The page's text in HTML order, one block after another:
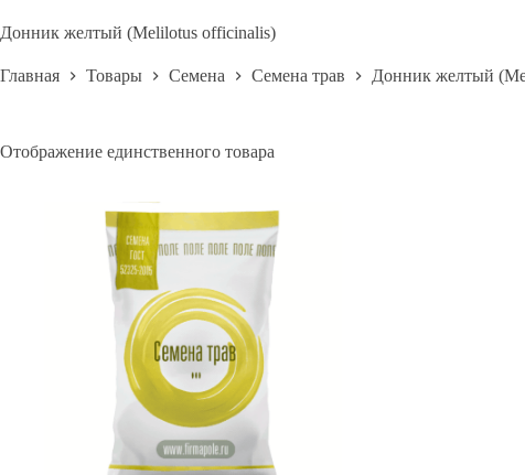
Донник желтый (Melilotus officinalis)
Главная Товары Семена Семена трав Донник желтый
Отображение единственного товара